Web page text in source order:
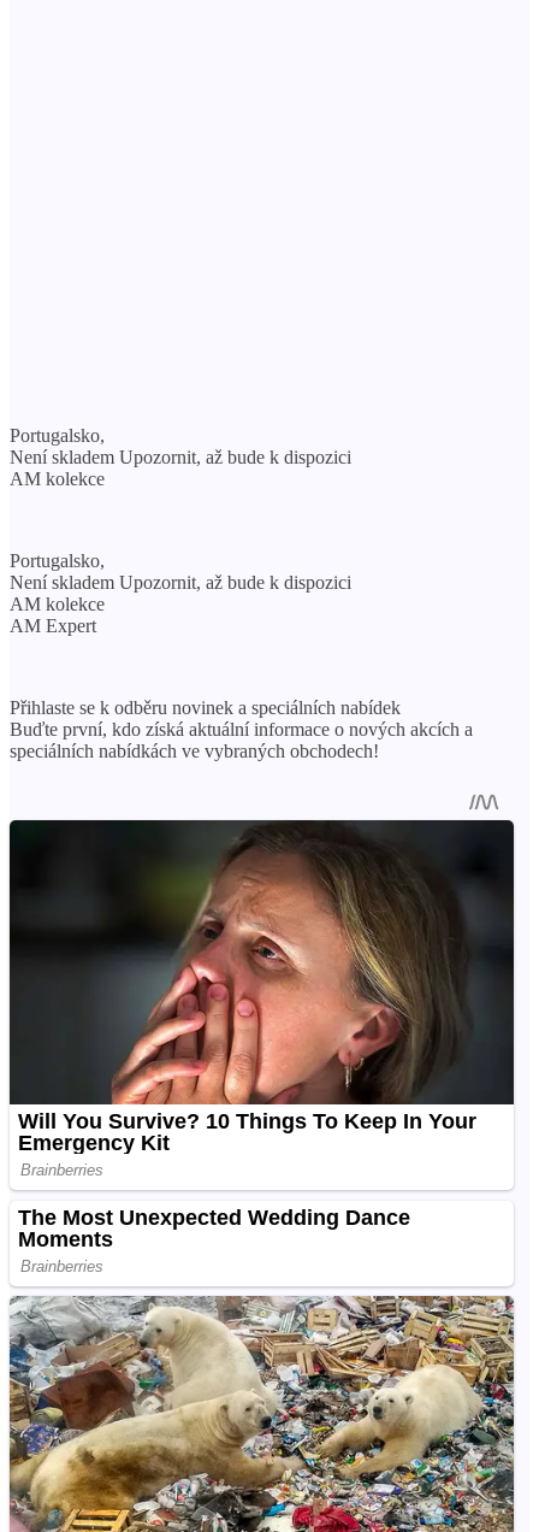
Portugalsko,
Není skladem Upozornit, až bude k dispozici
AM kolekce
Portugalsko,
Není skladem Upozornit, až bude k dispozici
AM kolekce
AM Expert
Přihlaste se k odběru novinek a speciálních nabídek
Buďte první, kdo získá aktuální informace o nových akcích a
speciálních nabídkách ve vybraných obchodech!